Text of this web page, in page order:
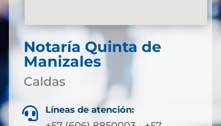
Notaría Quinta de
Manizales
Caldas
 Líneas de atención: